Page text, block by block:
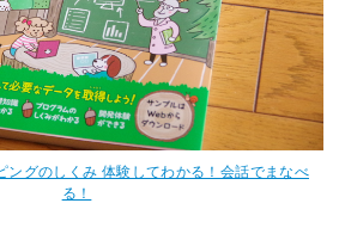
ングのしくみ 体験してわかる！会話でまなべ
る！